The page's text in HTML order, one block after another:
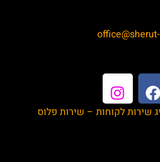
שירות לקוחות – שירות פלוס